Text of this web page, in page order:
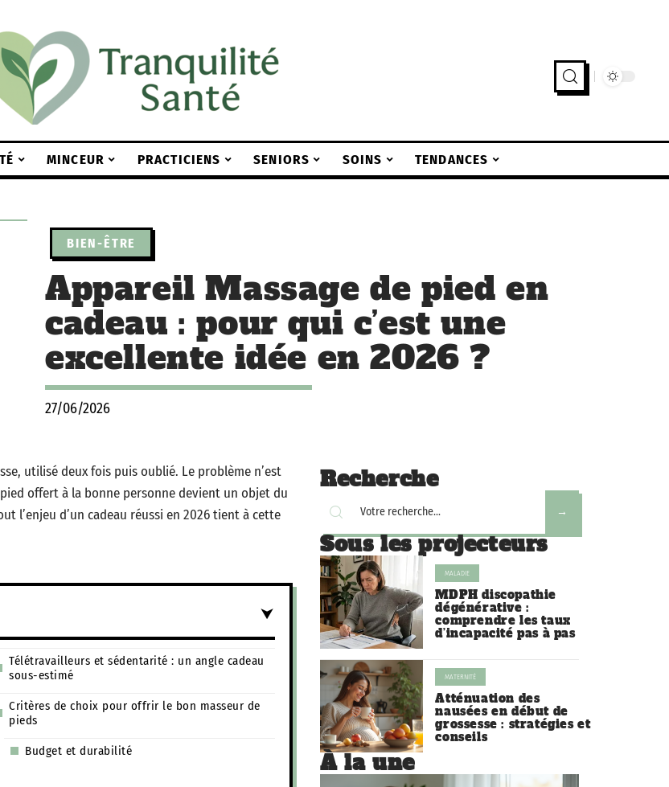
MINCEUR PRACTICIENS SENIORS SOINS TENDANCES
BIEN-ÊTRE
Appareil Massage de pied en
cadeau : pour qui c’est une
excellente idée en 2026 ?
27/06/2026
utilisé deux fois puis oublié. Le problème n’est
offert à la bonne personne devient un objet du
l’enjeu d’un cadeau réussi en 2026 tient à cette
Télétravailleurs et sédentarité : un angle cadeau
sous-estimé
Critères de choix pour offrir le bon masseur de
pieds
Budget et durabilité
Recherche
Sous les projecteurs
MALADIE
MDPH discopathie
dégénérative :
comprendre les taux
d’incapacité pas à pas
MATERNITÉ
Atténuation des
nausées en début de
grossesse : stratégies et
conseils
À la une